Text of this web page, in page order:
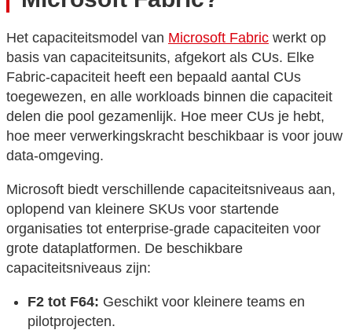
Het capaciteitsmodel van Microsoft Fabric werkt op
basis van capaciteitsunits, afgekort als CUs. Elke
Fabric-capaciteit heeft een bepaald aantal CUs
toegewezen, en alle workloads binnen die capaciteit
delen die pool gezamenlijk. Hoe meer CUs je hebt,
hoe meer verwerkingskracht beschikbaar is voor jouw
data-omgeving.
Microsoft biedt verschillende capaciteitsniveaus aan,
oplopend van kleinere SKUs voor startende
organisaties tot enterprise-grade capaciteiten voor
grote dataplatformen. De beschikbare
capaciteitsniveaus zijn:
F2 tot F64: Geschikt voor kleinere teams en
pilotprojecten.